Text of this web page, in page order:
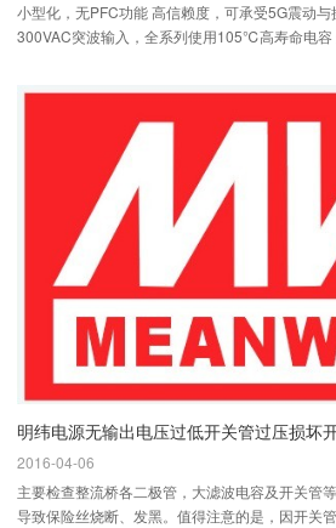
小型化，无PFC功能 高信赖度，可承受5G震动
300VAC突波输入，全系列使用105℃高寿命电容
明纬电源无输出电压过低开关管过压损坏
2016-04-06
主要检查整流桥各二极管，大滤波电容及开关管
导致保险丝烧断、发黑。值得注意的是，因开关